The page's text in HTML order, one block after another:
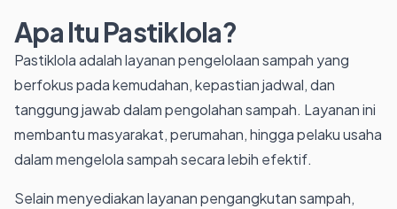
Apa Itu Pastiklola?
Pastiklola adalah layanan pengelolaan sampah yang
berfokus pada kemudahan, kepastian jadwal, dan
tanggung jawab dalam pengolahan sampah. Layanan ini
membantu masyarakat, perumahan, hingga pelaku usaha
dalam mengelola sampah secara lebih efektif.
Selain menyediakan layanan pengangkutan sampah,